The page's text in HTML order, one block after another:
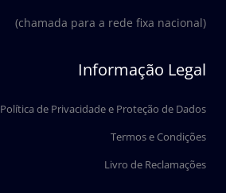
(chamada para a rede fixa nacional)
Informação Legal
Política de Privacidade e Proteção de Dados
Termos e Condições
Livro de Reclamações